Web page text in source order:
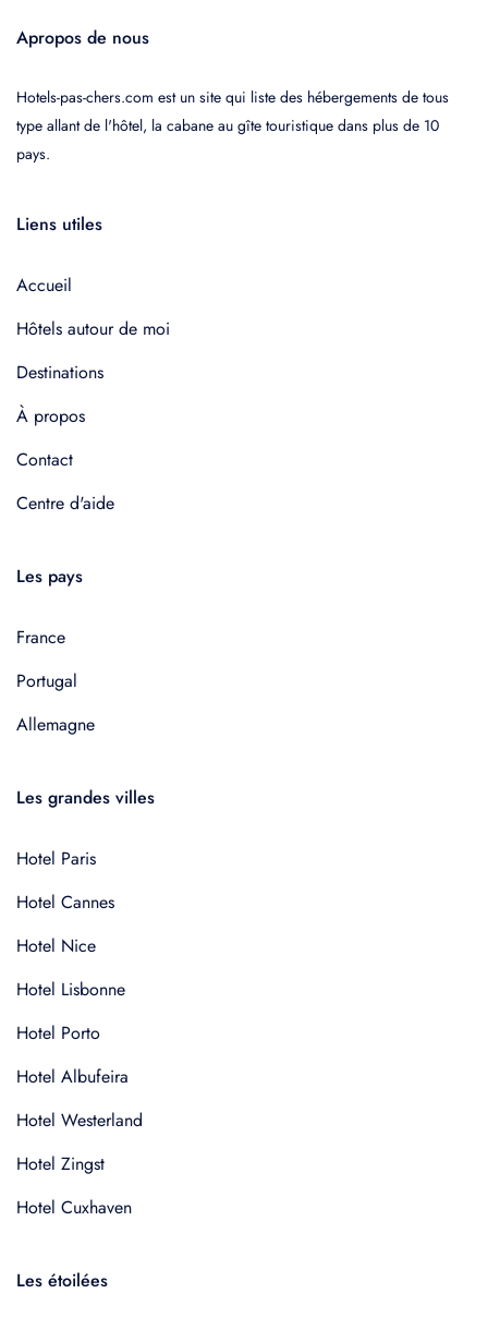
Apropos de nous
Hotels-pas-chers.com est un site qui liste des hébergements de tous
type allant de l'hôtel, la cabane au gîte touristique dans plus de 10
pays.
Liens utiles
Accueil
Hôtels autour de moi
Destinations
À propos
Contact
Centre d'aide
Les pays
France
Portugal
Allemagne
Les grandes villes
Hotel Paris
Hotel Cannes
Hotel Nice
Hotel Lisbonne
Hotel Porto
Hotel Albufeira
Hotel Westerland
Hotel Zingst
Hotel Cuxhaven
Les étoilées